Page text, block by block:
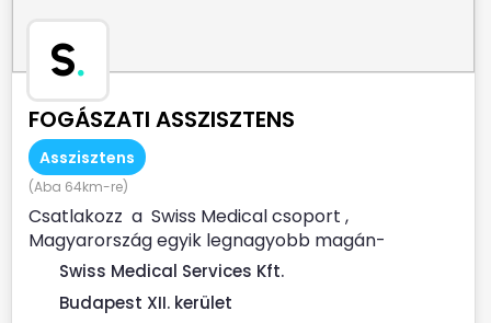
S.
FOGÁSZATI ASSZISZTENS
Asszisztens
(Aba 64km-re)
Csatlakozz a Swiss Medical csoport ,
Magyarország egyik legnagyobb magán-
egészségügyi szolgáltatója...
Swiss Medical Services Kft.
Budapest XII. kerület